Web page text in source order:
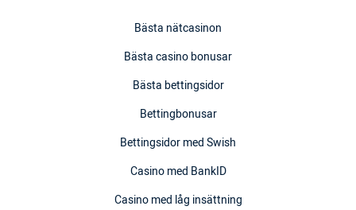
Bästa nätcasinon
Bästa casino bonusar
Bästa bettingsidor
Bettingbonusar
Bettingsidor med Swish
Casino med BankID
Casino med låg insättning